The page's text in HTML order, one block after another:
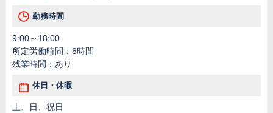
勤務時間
9:00～18:00
所定労働時間：8時間
残業時間：あり
休日・休暇
土、日、祝日